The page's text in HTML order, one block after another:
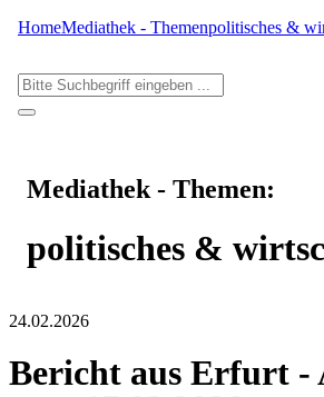
HomeMediathek - Themenpolitisches &
Mediathek - Themen:
politisches &
24.02.2026
Bericht aus Erfurt -